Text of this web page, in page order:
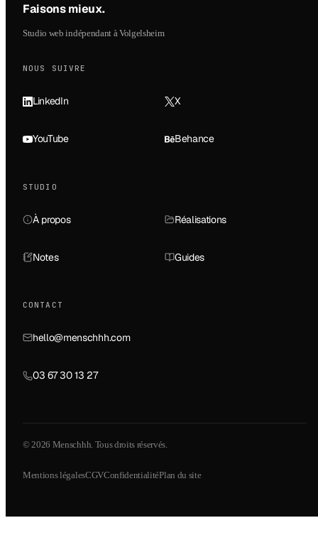
Faisons mieux.
Studio web indépendant à Volgelsheim
NOUS SUIVRE
LinkedIn X
YouTube Behance
STUDIO
À propos Réalisations
Notes Guides
CONTACT
hello@menschhh.com
03 67 30 13 27
© 2026 Menschhh. Tous droits réservés.
Mentions légalesCGVConfidentialitéPlan du site